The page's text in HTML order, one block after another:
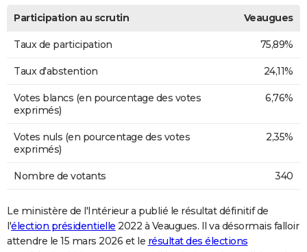
Participation au scrutin Veaugues
Taux de participation 75,89%
Taux d'abstention 24,11%
Votes blancs (en pourcentage des votes
exprimés)
6,76%
Votes nuls (en pourcentage des votes
exprimés)
2,35%
Nombre de votants 340
Le ministère de l'Intérieur a publié le résultat définitif de
l'élection présidentielle 2022 à Veaugues. Il va désormais falloir
attendre le 15 mars 2026 et le résultat des élections